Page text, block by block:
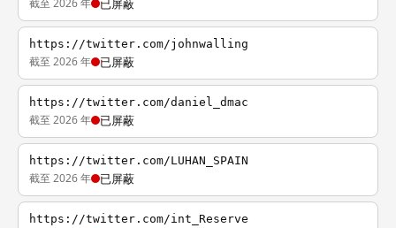
截至 2026 年 已屏蔽
https://twitter.com/johnwalling
截至 2026 年 已屏蔽
https://twitter.com/daniel_dmac
截至 2026 年 已屏蔽
https://twitter.com/LUHAN_SPAIN
截至 2026 年 已屏蔽
https://twitter.com/int_Reserve